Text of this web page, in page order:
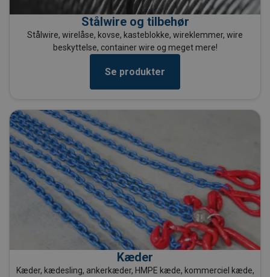
Stålwire og tilbehør
Stålwire, wirelåse, kovse, kasteblokke, wireklemmer, wire
beskyttelse, container wire og meget mere!
Se produkter
Kæder
Kæder, kædesling, ankerkæder, HMPE kæde, kommerciel kæde,